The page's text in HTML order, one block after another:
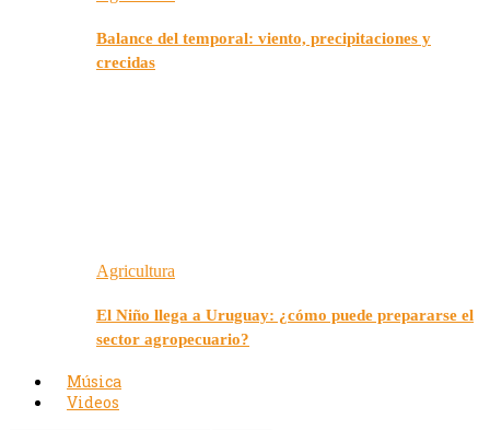
Balance del temporal: viento, precipitaciones y
crecidas
Agricultura
El Niño llega a Uruguay: ¿cómo puede prepararse el
sector agropecuario?
Música
Videos